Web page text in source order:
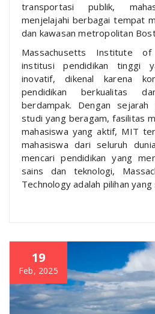
transportasi publik,
menjelajahi berbagai tempat
dan kawasan metropolitan
Massachusetts Institute of
institusi pendidikan tinggi
inovatif, dikenal karena
pendidikan berkualitas
berdampak. Dengan
studi yang beragam, fasilitas
mahasiswa yang aktif, MIT
mahasiswa dari seluruh
mencari pendidikan yang
sains dan teknologi,
Technology adalah pilihan
19
Feb, 2025